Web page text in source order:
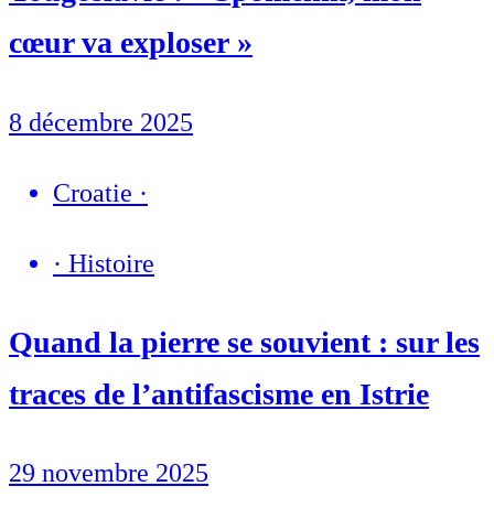
cœur va exploser »
8 décembre 2025
Croatie ·
· Histoire
Quand la pierre se souvient : sur les
traces de l’antifascisme en Istrie
29 novembre 2025